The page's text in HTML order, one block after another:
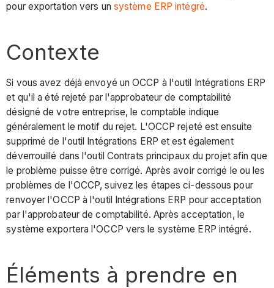
pour exportation vers un système ERP intégré.
Contexte
Si vous avez déjà envoyé un OCCP à l'outil Intégrations ERP
et qu'il a été rejeté par l'approbateur de comptabilité
désigné de votre entreprise, le comptable indique
généralement le motif du rejet. L'OCCP rejeté est ensuite
supprimé de l'outil Intégrations ERP et est également
déverrouillé dans l'outil Contrats principaux du projet afin que
le problème puisse être corrigé. Après avoir corrigé le ou les
problèmes de l'OCCP, suivez les étapes ci-dessous pour
renvoyer l'OCCP à l'outil Intégrations ERP pour acceptation
par l'approbateur de comptabilité. Après acceptation, le
système exportera l'OCCP vers le système ERP intégré.
Éléments à prendre en